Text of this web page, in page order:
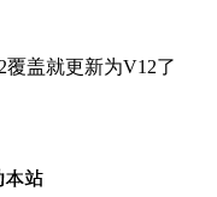
盖就更新为V12了